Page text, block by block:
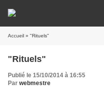
Accueil » "Rituels"
"Rituels"
Publié le 15/10/2014 à 16:55
Par webmestre